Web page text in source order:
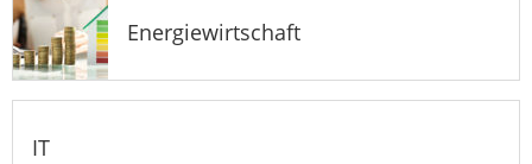
Energiewirtschaft
IT